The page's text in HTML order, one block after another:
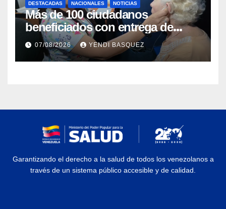
DESTACADAS NACIONALES NOTICIAS
Más de 100 ciudadanos
beneficiados con entrega de
prótesis auditivas en el Centro de
Rehabilitación J.J. Arvelo
07/08/2026 YENDI BASQUEZ
Garantizando el derecho a la salud de todos los venezolanos a
través de un sistema público accesible y de calidad.